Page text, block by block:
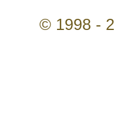
© 1998 -